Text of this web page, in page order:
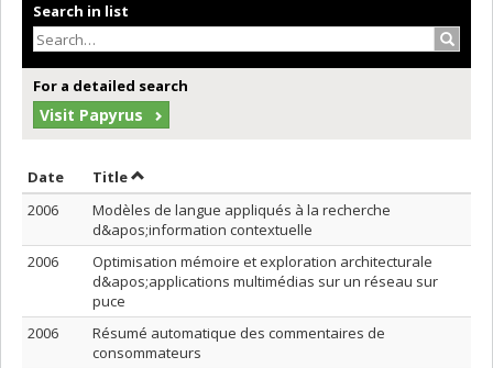
Search in list
For a detailed search
Visit Papyrus
Date Sort by date in ascending order
TitleSort by title in ascending order
2006
Modèles de langue appliqués à la recherche
d&apos;information contextuelle
2006
Optimisation mémoire et exploration architecturale
d&apos;applications multimédias sur un réseau sur
puce
2006
Résumé automatique des commentaires de
consommateurs